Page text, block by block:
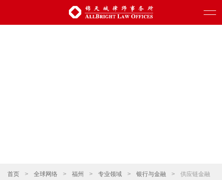
首页 > 全球网络 > 福州 > 专业领域 > 银行与金融 > 供应链金融